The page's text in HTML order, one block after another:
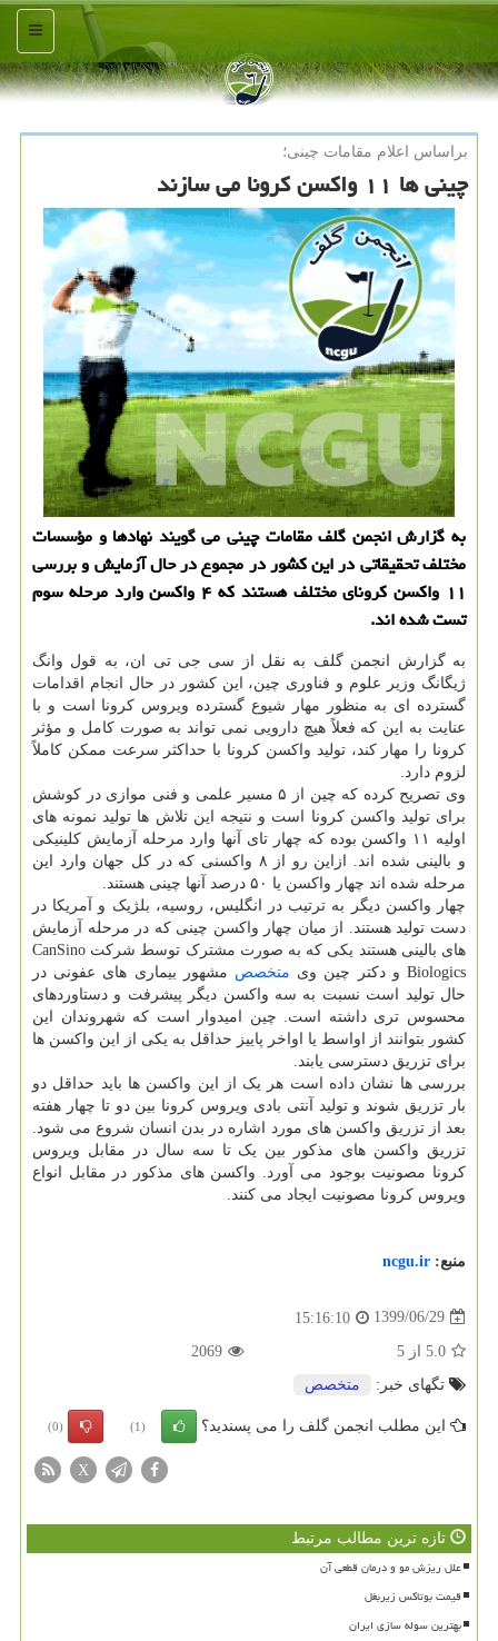
منو
براساس اعلام مقامات چینی؛
چینی ها ۱۱ واكسن كرونا می سازند
به گزارش انجمن گلف مقامات چینی می گویند نهادها و مؤسسات
مختلف تحقیقاتی در این كشور در مجموع در حال آزمایش و بررسی
۱۱ واكسن كرونای مختلف هستند كه ۴ واكسن وارد مرحله سوم
تست شده اند.
به گزارش انجمن گلف به نقل از سی جی تی ان، به قول وانگ
ژیگانگ وزیر علوم و فناوری چین، این کشور در حال انجام اقدامات
گسترده ای به منظور مهار شیوع گسترده ویروس کرونا است و با
عنایت به این که فعلاً هیچ دارویی نمی تواند به صورت کامل و مؤثر
کرونا را مهار کند، تولید واکسن کرونا با حداکثر سرعت ممکن کاملاً
لزوم دارد.
وی تصریح کرده که چین از ۵ مسیر علمی و فنی موازی در کوشش
برای تولید واکسن کرونا است و نتیجه این تلاش ها تولید نمونه های
اولیه ۱۱ واکسن بوده که چهار تای آنها وارد مرحله آزمایش کلینیکی
و بالینی شده اند. ازاین رو از ۸ واکسنی که در کل جهان وارد این
مرحله شده اند چهار واکسن یا ۵۰ درصد آنها چینی هستند.
چهار واکسن دیگر به ترتیب در انگلیس، روسیه، بلژیک و آمریکا در
دست تولید هستند. از میان چهار واکسن چینی که در مرحله آزمایش
های بالینی هستند یکی که به صورت مشترک توسط شرکت CanSino
Biologics و دکتر چین وی
متخصص مشهور بیماری های عفونی در
حال تولید است نسبت به سه واکسن دیگر پیشرفت و دستاوردهای
محسوس تری داشته است. چین امیدوار است که شهروندان این
کشور بتوانند از اواسط یا اواخر پاییز حداقل به یکی از این واکسن ها
برای تزریق دسترسی یابند.
بررسی ها نشان داده است هر یک از این واکسن ها باید حداقل دو
بار تزریق شوند و تولید آنتی بادی ویروس کرونا بین دو تا چهار هفته
بعد از تزریق واکسن های مورد اشاره در بدن انسان شروع می شود.
تزریق واکسن های مذکور بین یک تا سه سال در مقابل ویروس
کرونا مصونیت بوجود می آورد. واکسن های مذکور در مقابل انواع
ویروس کرونا مصونیت ایجاد می کنند.
منبع: ncgu.ir
1399/06/29
15:16:10
5.0 از 5
2069
تگهای خبر:
متخصص
این مطلب انجمن گلف را می پسندید؟ (1)
(0)
X
تازه ترین مطالب مرتبط
علل ریزش مو و درمان قطعی آن
قیمت بوتاکس زیربغل
بهترین سوله سازی ایران